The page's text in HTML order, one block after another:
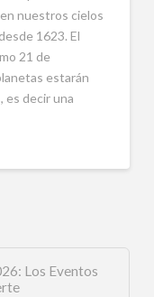
nuestros cielos
1623. El
21 de
estarán
es decir una
Los Eventos